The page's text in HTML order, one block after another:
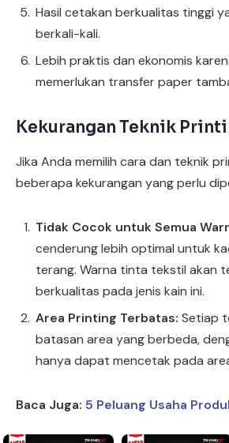
Hasil cetakan berkualitas tinggi
berkali-kali.
Lebih praktis dan ekonomis
memerlukan transfer paper
Kekurangan Teknik
Jika Anda memilih cara dan teknik
beberapa kekurangan yang perlu
Tidak Cocok untuk Semua
cenderung lebih optimal untuk
terang. Warna tinta tekstil akan
berkualitas pada jenis kain ini.
Area Printing Terbatas: Setiap
batasan area yang berbeda,
hanya dapat mencetak pada
Baca Juga: 5 Peluang Usaha